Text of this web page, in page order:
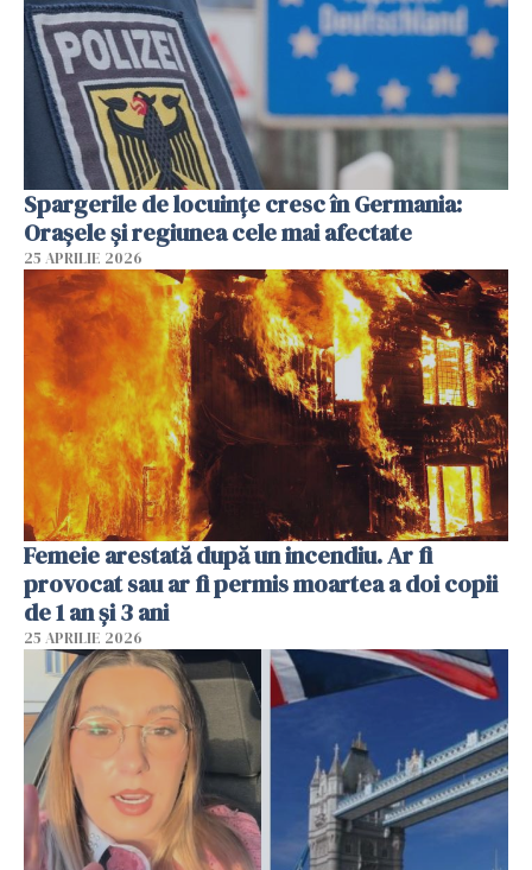
Spargerile de locuințe cresc în Germania:
Orașele și regiunea cele mai afectate
25 APRILIE 2026
Femeie arestată după un incendiu. Ar fi
provocat sau ar fi permis moartea a doi copii
de 1 an și 3 ani
25 APRILIE 2026